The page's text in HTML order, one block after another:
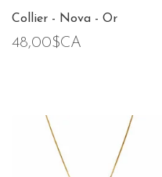
Collier - Nova - Or
48,00$CA